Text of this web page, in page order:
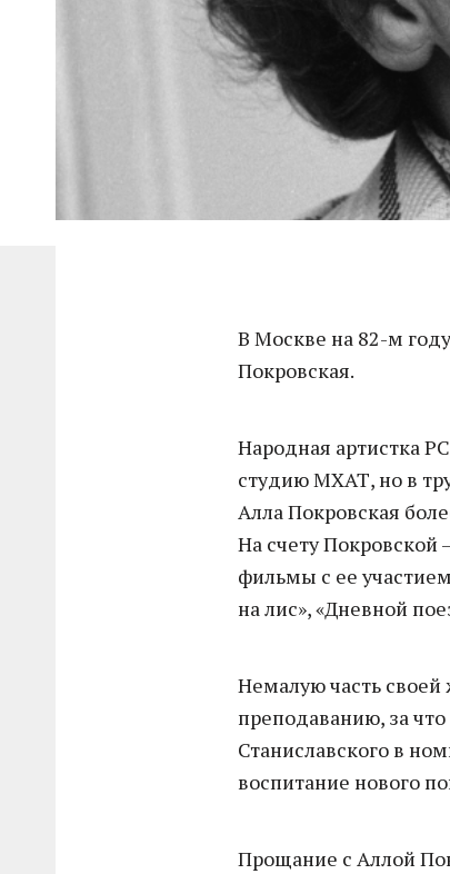
В Москве на 82-м
Покровская.
Народная артистка
студию МХАТ, но в
Алла Покровская
На счету
фильмы с ее
на лис», «Дневной
Немалую часть своей
преподаванию, за
Станиславского в
воспитание нового
Прощание с Аллой